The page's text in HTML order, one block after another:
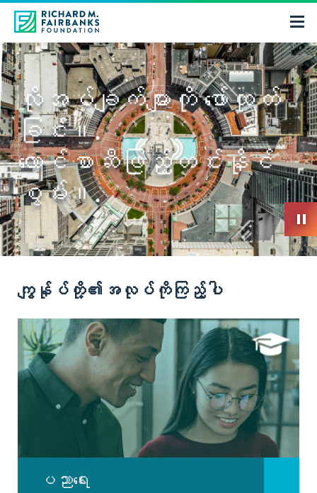
လိုအပ်ချက်များကို ဖော်ထုတ်
ခြင်း။.
လောင်စာဆီဖြည့်တင်းနိုင်
စွမ်း။.
ကျွန်ုပ်တို့၏အလုပ်ကိုကြည့်ပါ
ပညာရေး